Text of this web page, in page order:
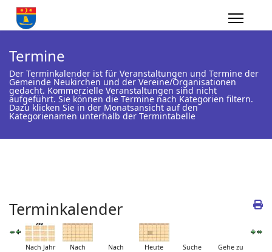
Termine
Der Terminkalender ist für Veranstaltungen und Termine der
Gemeinde Neukirchen und der Vereine/Organisationen
gedacht. Kommerzielle Veranstaltungen sind nicht
aufgeführt. Sie können die Termine nach Kategorien filtern.
Dazu klicken Sie in der Monatsansicht auf den
Kategorienamen unterhalb der Termintabelle
Terminkalender
Nach Jahr
Nach
Nach
Heute Suche
Gehe zu